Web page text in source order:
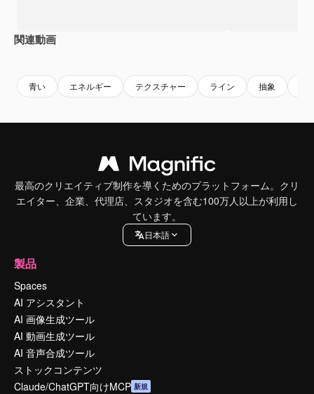
関連動画
青い エネルギー テクスチャー ライン 抽象
最高のクリエイティブ制作を導くためのプラットフォーム。クリ
エイター、企業、代理店、スタジオを含む100万人以上が利用し
ています。
日本語
製品
Spaces
AI アシスタント
AI 画像生成ツール
AI 動画生成ツール
AI 音声合成ツール
ストックコンテンツ
Claude/ChatGPT向けMCP 新規